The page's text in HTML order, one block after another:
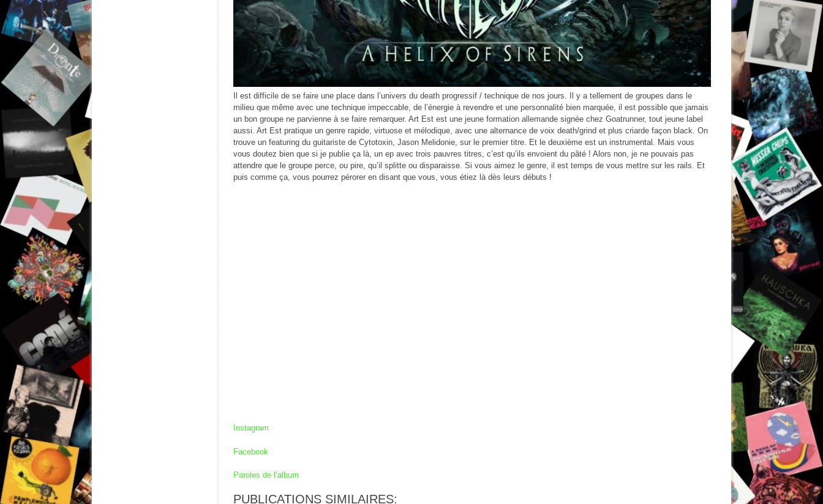
Il est difficile de se faire une place dans l’univers du death progressif / technique de nos jours. Il y a tellement de groupes dans le
milieu que même avec une technique impeccable, de l’énergie à revendre et une personnalité bien marquée, il est possible que jamais
un bon groupe ne parvienne à se faire remarquer. Art Est est une jeune formation allemande signée chez Goatrunner, tout jeune label
aussi. Art Est pratique un genre rapide, virtuose et mélodique, avec une alternance de voix death/grind et plus criarde façon black. On
trouve un featuring du guitariste de Cytotoxin, Jason Melidonie, sur le premier titre. Et le deuxième est un instrumental. Mais vous
vous doutez bien que si je publie ça là, un ep avec trois pauvres titres, c’est qu’ils envoient du pâté ! Alors non, je ne pouvais pas
attendre que le groupe perce, ou pire, qu’il splitte ou disparaisse. Si vous aimez le genre, il est temps de vous mettre sur les rails. Et
puis comme ça, vous pourrez pérorer en disant que vous, vous étiez là dès leurs débuts !
Instagram
Facebook
Paroles de l’album
PUBLICATIONS SIMILAIRES: